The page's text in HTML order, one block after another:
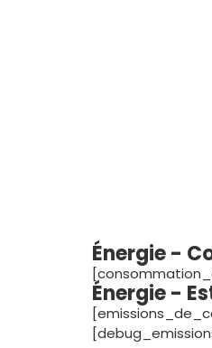
Énergie -
Énergie -